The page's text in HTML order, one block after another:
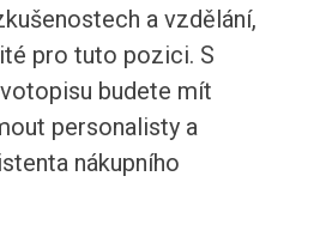
a vzdělání,
pro tuto pozici. S
budete mít
personalisty a
nákupního